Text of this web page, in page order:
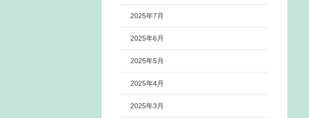
2025年7月
2025年6月
2025年5月
2025年4月
2025年3月